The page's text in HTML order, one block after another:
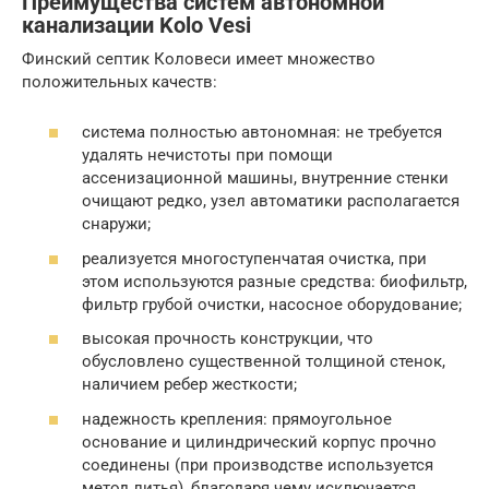
канализации Kolo Vesi
Финский септик Коловеси имеет множество
положительных качеств:
система полностью автономная: не требуется
удалять нечистоты при помощи
ассенизационной машины, внутренние стенки
очищают редко, узел автоматики располагается
снаружи;
реализуется многоступенчатая очистка, при
этом используются разные средства: биофильтр,
фильтр грубой очистки, насосное оборудование;
высокая прочность конструкции, что
обусловлено существенной толщиной стенок,
наличием ребер жесткости;
надежность крепления: прямоугольное
основание и цилиндрический корпус прочно
соединены (при производстве используется